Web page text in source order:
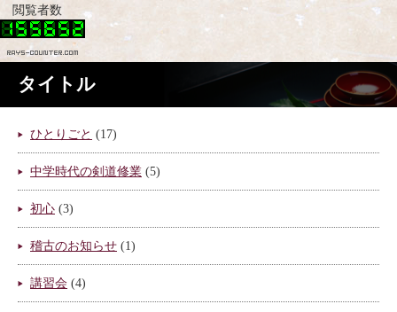
閲覧者数
タイトル
ひとりごと (17)
中学時代の剣道修業 (5)
初心 (3)
稽古のお知らせ (1)
講習会 (4)